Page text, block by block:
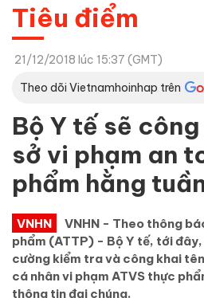
Tiêu điểm
21/12/2018 lúc 15:37 (GMT)
Theo dõi Vietnamhoinhap trên
Bộ Y tế sẽ
sở vi phạm an
phẩm hằng
VNHN
VNHN - Theo thông
phẩm (ATTP) - Bộ Y tế, tới
cường kiểm tra và công khai
cá nhân vi phạm ATVS thực
thông tin đại chúng.